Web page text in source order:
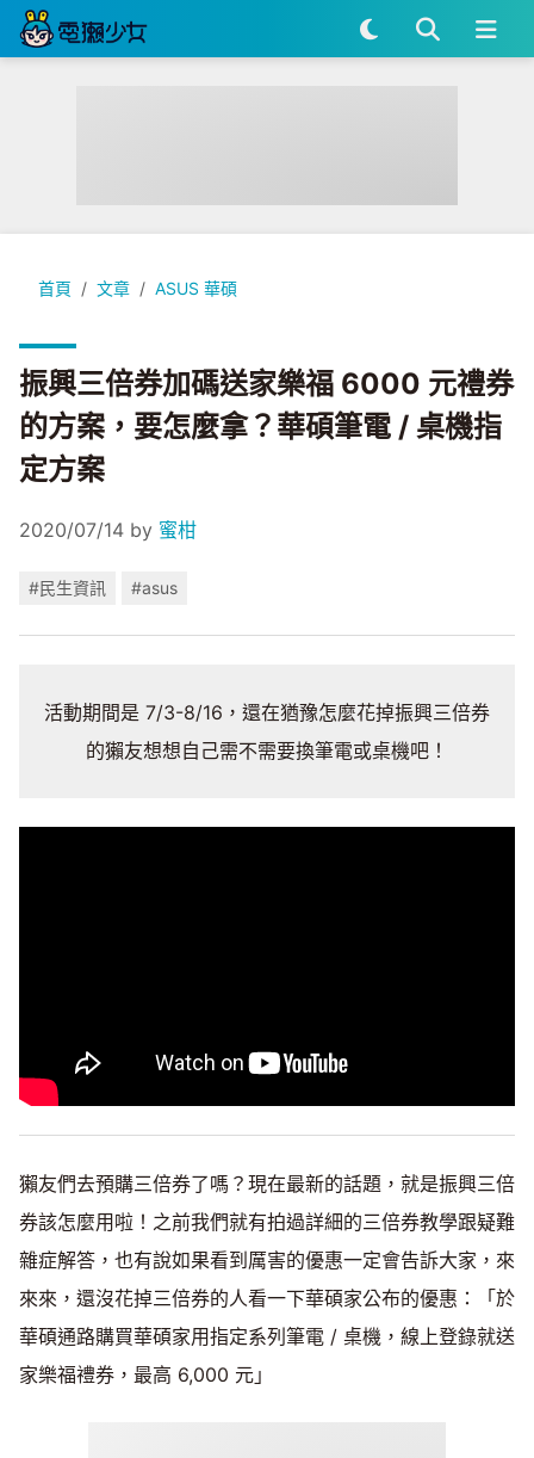
首頁 文章 ASUS 華碩
振興三倍券加碼送家樂福 6000 元禮券的方案，要怎麼拿？華
振興三倍券加碼送家樂福 6000 元禮券
的方案，要怎麼拿？華碩筆電 / 桌機指
定方案
2020/07/14 by 蜜柑
#民生資訊 #asus
活動期間是 7/3-8/16，還在猶豫怎麼花掉振興三倍券
的獺友想想自己需不需要換筆電或桌機吧！
獺友們去預購三倍券了嗎？現在最新的話題，就是振興三倍
券該怎麼用啦！之前我們就有拍過詳細的三倍券教學跟疑難
雜症解答，也有說如果看到厲害的優惠一定會告訴大家，來
來來，還沒花掉三倍券的人看一下華碩家公布的優惠：「於
華碩通路購買華碩家用指定系列筆電 / 桌機，線上登錄就送
家樂福禮券，最高 6,000 元」